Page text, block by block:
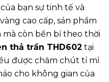
bạn sự tinh tế và
cao cấp, sản phẩm
còn bền bỉ theo thời
thả trần THD602 tại
được chăm chút tỉ mỉ
cho không gian của